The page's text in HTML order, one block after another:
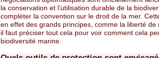
la conservation et l’utilisation durable de la
compléter la convention sur le droit de la mer.
en effet des grands principes, comme la liberté
il faut préciser tout cela pour voir comment cela
biodiversité marine.